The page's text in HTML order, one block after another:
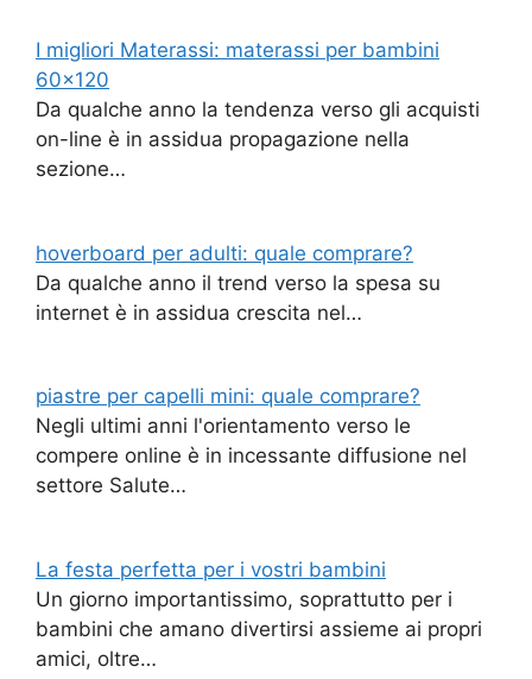
I migliori Materassi: materassi per bambini
60x120
Da qualche anno la tendenza verso gli acquisti
on-line è in assidua propagazione nella
sezione…
hoverboard per adulti: quale comprare?
Da qualche anno il trend verso la spesa su
internet è in assidua crescita nel…
piastre per capelli mini: quale comprare?
Negli ultimi anni l'orientamento verso le
compere online è in incessante diffusione nel
settore Salute…
La festa perfetta per i vostri bambini
Un giorno importantissimo, soprattutto per i
bambini che amano divertirsi assieme ai propri
amici, oltre…